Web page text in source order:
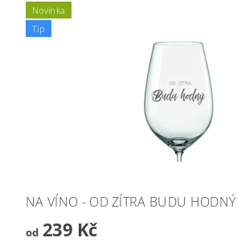
Novinka
Tip
NA VÍNO - OD ZÍTRA BUDU HODNÝ
od239 Kč